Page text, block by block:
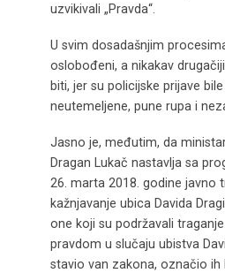
uzvikivali „Pravda“.
U svim dosadašnjim
oslobođeni, a nikakav
biti, jer su policijske prijave
neutemeljene, pune rupa i
Jasno je, međutim, da
Dragan Lukač nastavlja sa
26. marta 2018. godine javno
kažnjavanje ubica Davida
one koji su podržavali
pravdom u slučaju ubistva
stavio van zakona, označio ih